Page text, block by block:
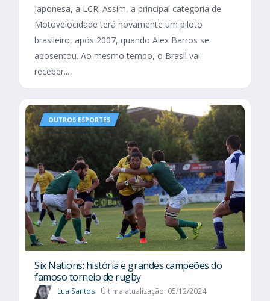
japonesa, a LCR. Assim, a principal categoria de
Motovelocidade terá novamente um piloto
brasileiro, após 2007, quando Alex Barros se
aposentou. Ao mesmo tempo, o Brasil vai
receber...
OUTROS ESPORTES
Six Nations​: história e grandes campeões do
famoso torneio de rugby
Lua Santos Última atualização: 05/12/2024